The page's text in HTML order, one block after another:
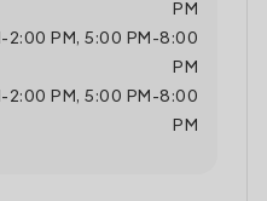
PM
- 2:00 PM , 5:00 PM -8:00
PM
- 2:00 PM , 5:00 PM -8:00
PM